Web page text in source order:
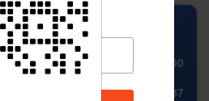
1.00
0.87